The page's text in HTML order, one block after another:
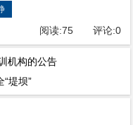
阅读:75评论:0
机构的公告
堤坝”